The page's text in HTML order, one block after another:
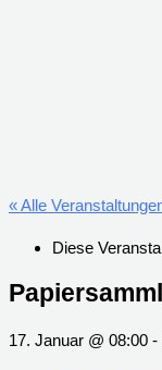
« Alle
Diese
17. Januar @ 08:00 -